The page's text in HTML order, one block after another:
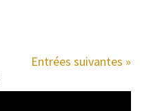
Entrées suivantes »